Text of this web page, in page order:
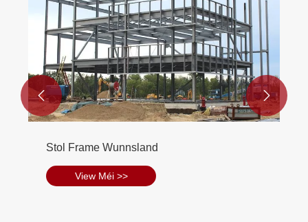
High-Claim Stol Frame Bürogebai
View Méi >>
 